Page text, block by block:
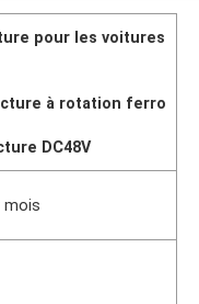
pour les voitures
à rotation ferro
DC48V
mois